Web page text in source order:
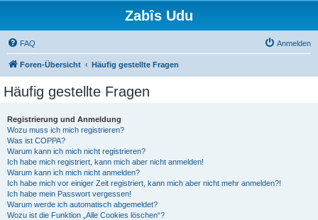
Zabîs Udu
FAQ Anmelden
Foren-Übersicht Häufig gestellte Fragen
Häufig gestellte Fragen
Registrierung und Anmeldung
Wozu muss ich mich registrieren?
Was ist COPPA?
Warum kann ich mich nicht registrieren?
Ich habe mich registriert, kann mich aber nicht anmelden!
Warum kann ich mich nicht anmelden?
Ich habe mich vor einiger Zeit registriert, kann mich aber nicht mehr anmelden?!
Ich habe mein Passwort vergessen!
Warum werde ich automatisch abgemeldet?
Wozu ist die Funktion „Alle Cookies löschen“?